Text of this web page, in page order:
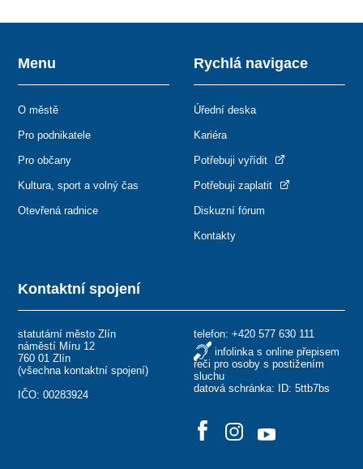
Kontaktní spojení
statutární město Zlín
náměstí Míru 12
760 01 Zlín
(všechna kontaktní spojení)
IČO: 00283924
telefon: +420 577 630 111
infolinka s online přepisem
řeči pro osoby s postižením
sluchu
datová schránka: ID: 5ttb7bs
Menu
O městě
Pro podnikatele
Pro občany
Kultura, sport a volný čas
Otevřená radnice
Rychlá navigace
Úřední deska
Kariéra
Potřebuji vyřídit
Potřebuji zaplatit
Diskuzní fórum
Kontakty